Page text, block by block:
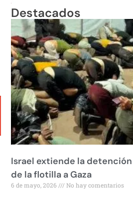
Destacados
Israel extiende la
de la flotilla a Gaza
6 de mayo, 2026 No hay comentarios